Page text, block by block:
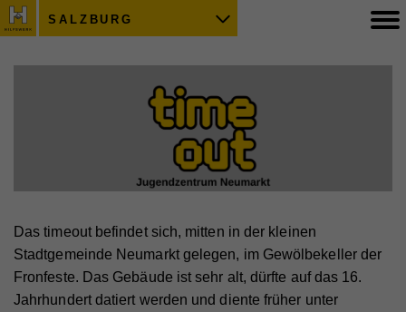
SALZBURG
Das timeout befindet sich, mitten in der kleinen
Stadtgemeinde Neumarkt gelegen, im Gewölbekeller der
Fronfeste. Das Gebäude ist sehr alt, dürfte auf das 16.
Jahrhundert datiert werden und diente früher unter